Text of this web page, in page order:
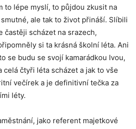
to lépe myslí, to půjdou zkusit na
ale tak to život přináší. Slíbili
častěji scházet na srazech,
si ta krásná školní léta. Ani
se budu se svojí kamarádkou Ivou,
celá čtyři léta scházet a jak to vše
večírek a je definitivní tečka za
léty.
jako referent majetkové